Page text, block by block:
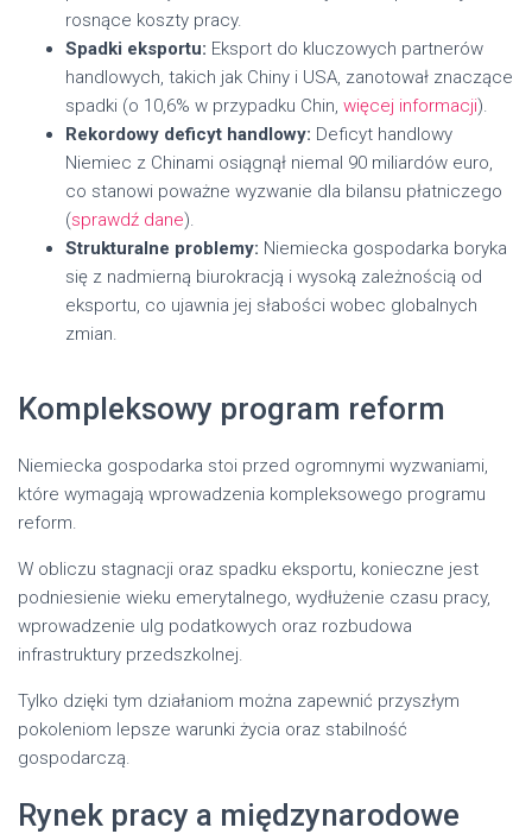
rosnące koszty pracy.
Spadki eksportu: Eksport do kluczowych partnerów
handlowych, takich jak Chiny i USA, zanotował znaczące
spadki (o 10,6% w przypadku Chin, więcej informacji).
Rekordowy deficyt handlowy: Deficyt handlowy
Niemiec z Chinami osiągnął niemal 90 miliardów euro,
co stanowi poważne wyzwanie dla bilansu płatniczego
(sprawdź dane).
Strukturalne problemy: Niemiecka gospodarka boryka
się z nadmierną biurokracją i wysoką zależnością od
eksportu, co ujawnia jej słabości wobec globalnych
zmian.
Kompleksowy program reform
Niemiecka gospodarka stoi przed ogromnymi wyzwaniami,
które wymagają wprowadzenia kompleksowego programu
reform.
W obliczu stagnacji oraz spadku eksportu, konieczne jest
podniesienie wieku emerytalnego, wydłużenie czasu pracy,
wprowadzenie ulg podatkowych oraz rozbudowa
infrastruktury przedszkolnej.
Tylko dzięki tym działaniom można zapewnić przyszłym
pokoleniom lepsze warunki życia oraz stabilność
gospodarczą.
Rynek pracy a międzynarodowe